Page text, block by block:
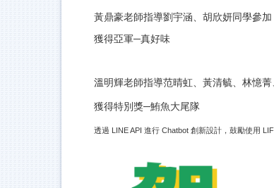
黃鼎豪老師指導劉宇涵、胡欣妍同學參
獲得亞軍─真好味
溫明輝老師指導范晴虹、黃清毓、林憶
獲得特別獎─鮪魚大尾隊
透過 LINE API 進行 Chatbot 創新設計，鼓勵使用